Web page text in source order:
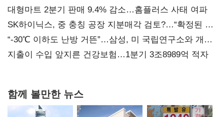
대형마트 2분기 판매 9.4% 감소…홈플러스 사태 여파
SK하이닉스, 중 충칭 공장 지분매각 검토?…“확정된 바
없어”
“-30℃ 이하도 난방 거뜬”…삼성, 미 국립연구소와 개발
협력
지출이 수입 앞지른 건강보험…1분기 3조8989억 적자
함께 볼만한 뉴스